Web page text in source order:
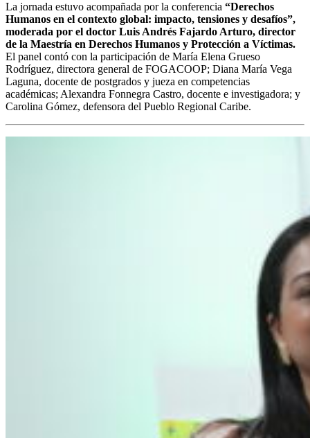
La jornada estuvo acompañada por la conferencia “Derechos
Humanos en el contexto global: impacto, tensiones y desafíos”,
moderada por el doctor Luis Andrés Fajardo Arturo, director
de la Maestría en Derechos Humanos y Protección a Víctimas.
El panel contó con la participación de María Elena Grueso
Rodríguez, directora general de FOGACOOP; Diana María Vega
Laguna, docente de postgrados y jueza en competencias
académicas; Alexandra Fonnegra Castro, docente e investigadora; y
Carolina Gómez, defensora del Pueblo Regional Caribe.